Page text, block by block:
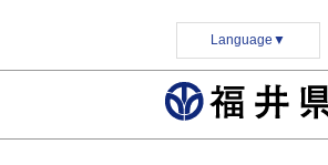
Language ▼